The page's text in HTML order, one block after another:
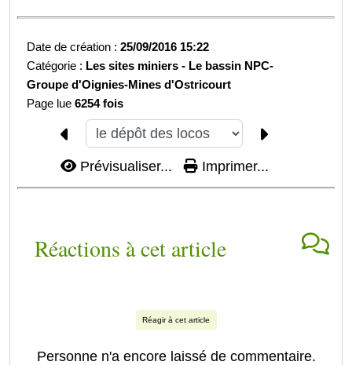
Date de création :25/09/2016 15:22
Catégorie : Les sites miniers - Le bassin NPC-
Groupe d'Oignies-Mines d'Ostricourt
Page lue6254 fois
Prévisualiser... Imprimer...
Réactions à cet article
Réagir à cet article
Personne n'a encore laissé de commentaire.